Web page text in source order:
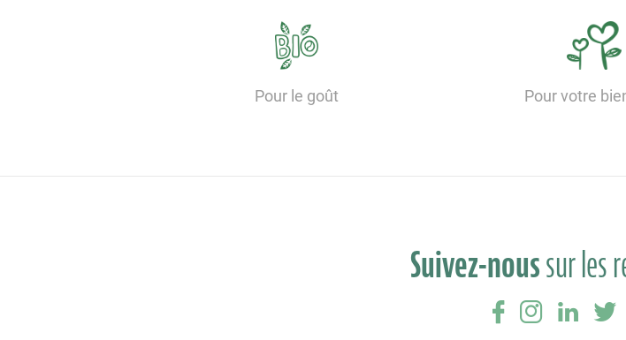
Pour le goût Pour votre
Suivez-noussur les